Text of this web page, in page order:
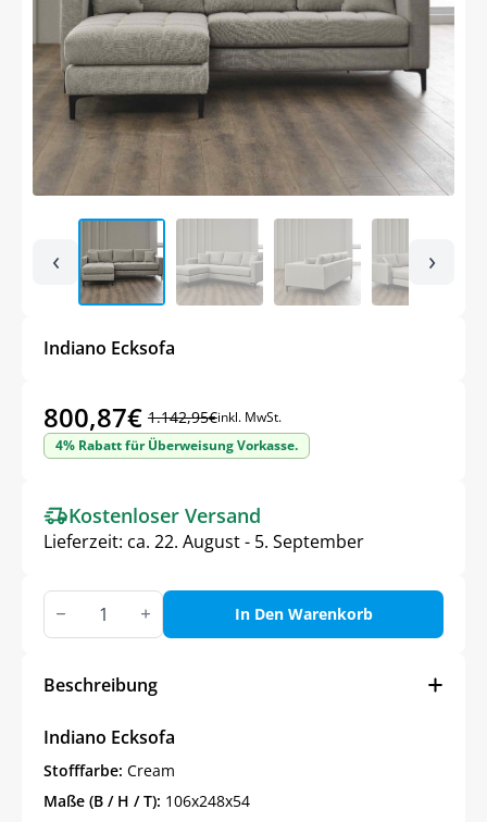
‹ ›
Indiano Ecksofa
1.142,95€
Ursprünglicher
Preis
1.142,95€
800,87€
Aktueller
Preis
800,87€.
inkl. MwSt.
4% Rabatt für Überweisung Vorkasse.
Kostenloser Versand
Lieferzeit: ca. 22. August - 5. September
Indiano
Ecksofa
Menge
In Den Warenkorb
Beschreibung
Indiano Ecksofa
Stofffarbe: Cream
Maße (B / H / T): 106x248x54